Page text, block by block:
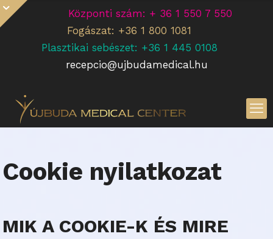
Központi szám: + 36 1 550 7 550
Fogászat: +36 1 800 1081
Plasztikai sebészet: +36 1 445 0108
recepcio@ujbudamedical.hu
Cookie nyilatkozat
MIK A COOKIE-K ÉS MIRE